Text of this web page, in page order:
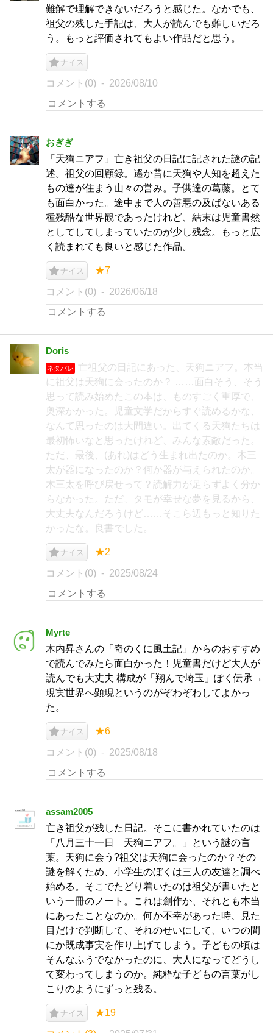
難解で理解できないだろうと感じた。なかでも、
祖父の残した手記は、大人が読んでも難しいだろ
う。もっと評価されてもよい作品だと思う。
ナイス
コメント(0) 2026/08/10
おぎぎ
「天狗ニアフ」亡き祖父の日記に記された謎の記
述。祖父の回顧録。遙か昔に天狗や人知を超えた
もの達が住まう山々の営み。子供達の葛藤。とて
も面白かった。途中まで人の善悪の及ばないある
種残酷な世界観であったけれど、結末は児童書然
としてしてしまっていたのが少し残念。もっと広
く読まれても良いと感じた作品。
ナイス ★7
コメント(0) 2026/06/18
Doris
ネタバレ
亡祖父の日記にあった、天狗ニアフ。本当
に祖父は天狗に会ったのか？ ……面白そう、そう
思って読み始めたこの本は、ものすごく重厚で、
奥深かかった。児童文学だからすぐ読めるかな、
なんて思ったのは大間違い。出てくる天狗たちは
最初怖いなと思ったけれど、みんな素敵だった。
ただ、最後、(あれ)はどう生まれ出たのか。木三
太が器になったのか？何か器が与えられたのか。
木三太を呼び戻せって？読解力が足らずよく分か
らなかった。ただ、タモが幸せな夢を見るから、
大丈夫なんだろうけど……そこら辺もっと知りた
かったな。良書でした。
ナイス ★2
コメント(0) 2025/08/24
Myrte
木内昇さんの「奇のくに風土記」からのおすすめ
で読んでみたら面白かった！児童書だけど大人が
読んでも大丈夫 構成が「翔んで埼玉」ぽく伝承→
現実世界へ顕現というのがぞわぞわしてよかっ
た。
ナイス ★6
コメント(0) 2025/08/18
assam2005
亡き祖父が残した日記。そこに書かれていたのは
「八月三十一日 天狗ニアフ。」という謎の言
葉。天狗に会う?祖父は天狗に会ったのか？その
謎を解くため、小学生のぼくは三人の友達と調べ
始める。そこでたどり着いたのは祖父が書いたと
いう一冊のノート。これは創作か、それとも本当
にあったことなのか。何か不幸があった時、見た
目だけで判断して、それのせいにして、いつの間
にか既成事実を作り上げてしまう。子どもの頃は
そんなふうでなかったのに、大人になってどうし
て変わってしまうのか。純粋な子どもの言葉がし
こりのようにずっと残る。
ナイス ★19